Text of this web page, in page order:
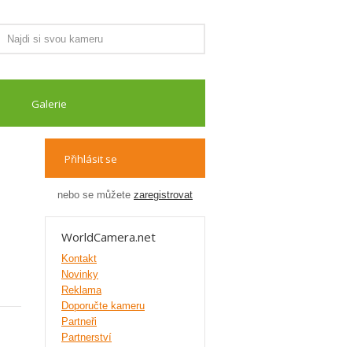
Galerie
Přihlásit se
nebo se můžete zaregistrovat
WorldCamera.net
Kontakt
Novinky
Reklama
Doporučte kameru
Partneři
Partnerství